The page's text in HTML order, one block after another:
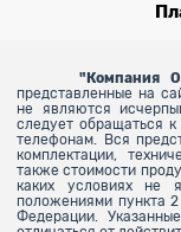
" Компания
представленные на
не являются
следует обращаться
телефонам. Вся
комплектации,
также стоимости
каких условиях не
положениями пункта
Федерации.